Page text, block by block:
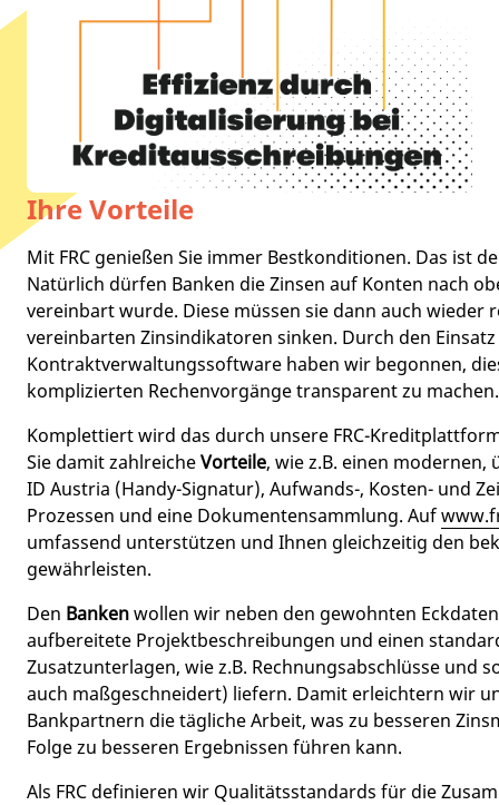
Ihre Vorteile
Mit FRC genießen Sie immer Bestkonditionen. Das ist
Natürlich dürfen Banken die Zinsen auf Konten nach
vereinbart wurde. Diese müssen sie dann auch wieder
vereinbarten Zinsindikatoren sinken. Durch den
Kontraktverwaltungssoftware haben wir begonnen,
komplizierten Rechenvorgänge transparent zu machen.
Komplettiert wird das durch unsere FRC-
Sie damit zahlreicheVorteile, wie z.B. einen
ID Austria (Handy-Signatur), Aufwands-, Kosten- und
Prozessen und eine Dokumentensammlung. Auf
umfassend unterstützen und Ihnen gleichzeitig den
gewährleisten.
Den Bankenwollen wir neben den gewohnten
aufbereitete Projektbeschreibungen und einen
Zusatzunterlagen, wie z.B. Rechnungsabschlüsse und
auch maßgeschneidert) liefern. Damit erleichtern wir
Bankpartnern die tägliche Arbeit, was zu besseren
Folge zu besseren Ergebnissen führen kann.
Als FRC definieren wir Qualitätsstandards für die